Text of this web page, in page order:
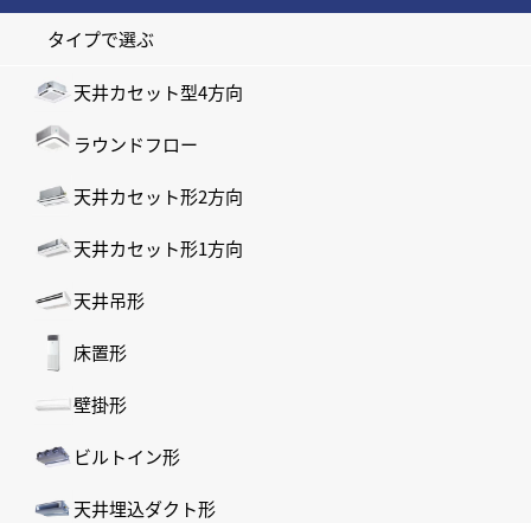
タイプで選ぶ
天井カセット型4方向
ラウンドフロー
天井カセット形2方向
天井カセット形1方向
天井吊形
床置形
壁掛形
ビルトイン形
天井埋込ダクト形